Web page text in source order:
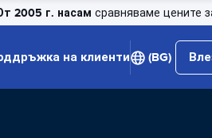
2005 г. насам сравняваме цените
на клиенти (BG)